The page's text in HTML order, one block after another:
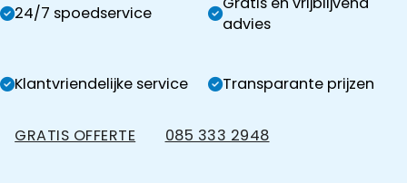
24/7 spoedservice
advies
Klantvriendelijke service Transparante prijzen
GRATIS OFFERTE 085 333 2948